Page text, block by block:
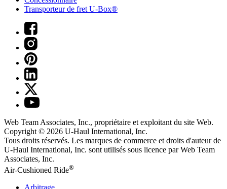
Transporteur de fret U-Box®
Web Team Associates, Inc., propriétaire et exploitant du site Web.
Copyright © 2026 U-Haul International, Inc.
Tous droits réservés. Les marques de commerce et droits d'auteur de
U-Haul International, Inc. sont utilisés sous licence par Web Team
Associates, Inc.
Air-Cushioned Ride®